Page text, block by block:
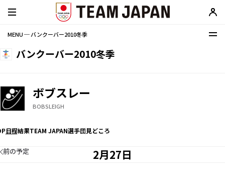
MENU ─ バンクーバー2010冬季
バンクーバー2010冬季
ボブスレー
BOBSLEIGH
日程結果TEAM JAPAN選手団見どころ
2月27日
前の予定